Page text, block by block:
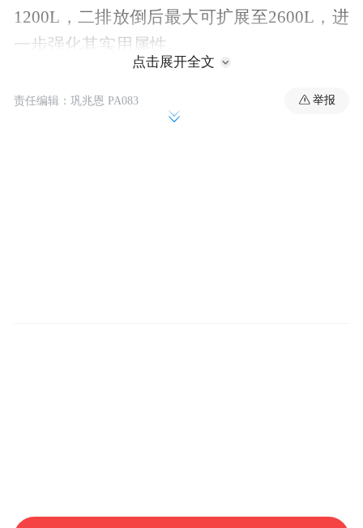
1200L，二排放倒后最大可扩展至2600L，进
一步强化其实用属性。
点击展开全文
责任编辑：巩兆恩 PA083 举报